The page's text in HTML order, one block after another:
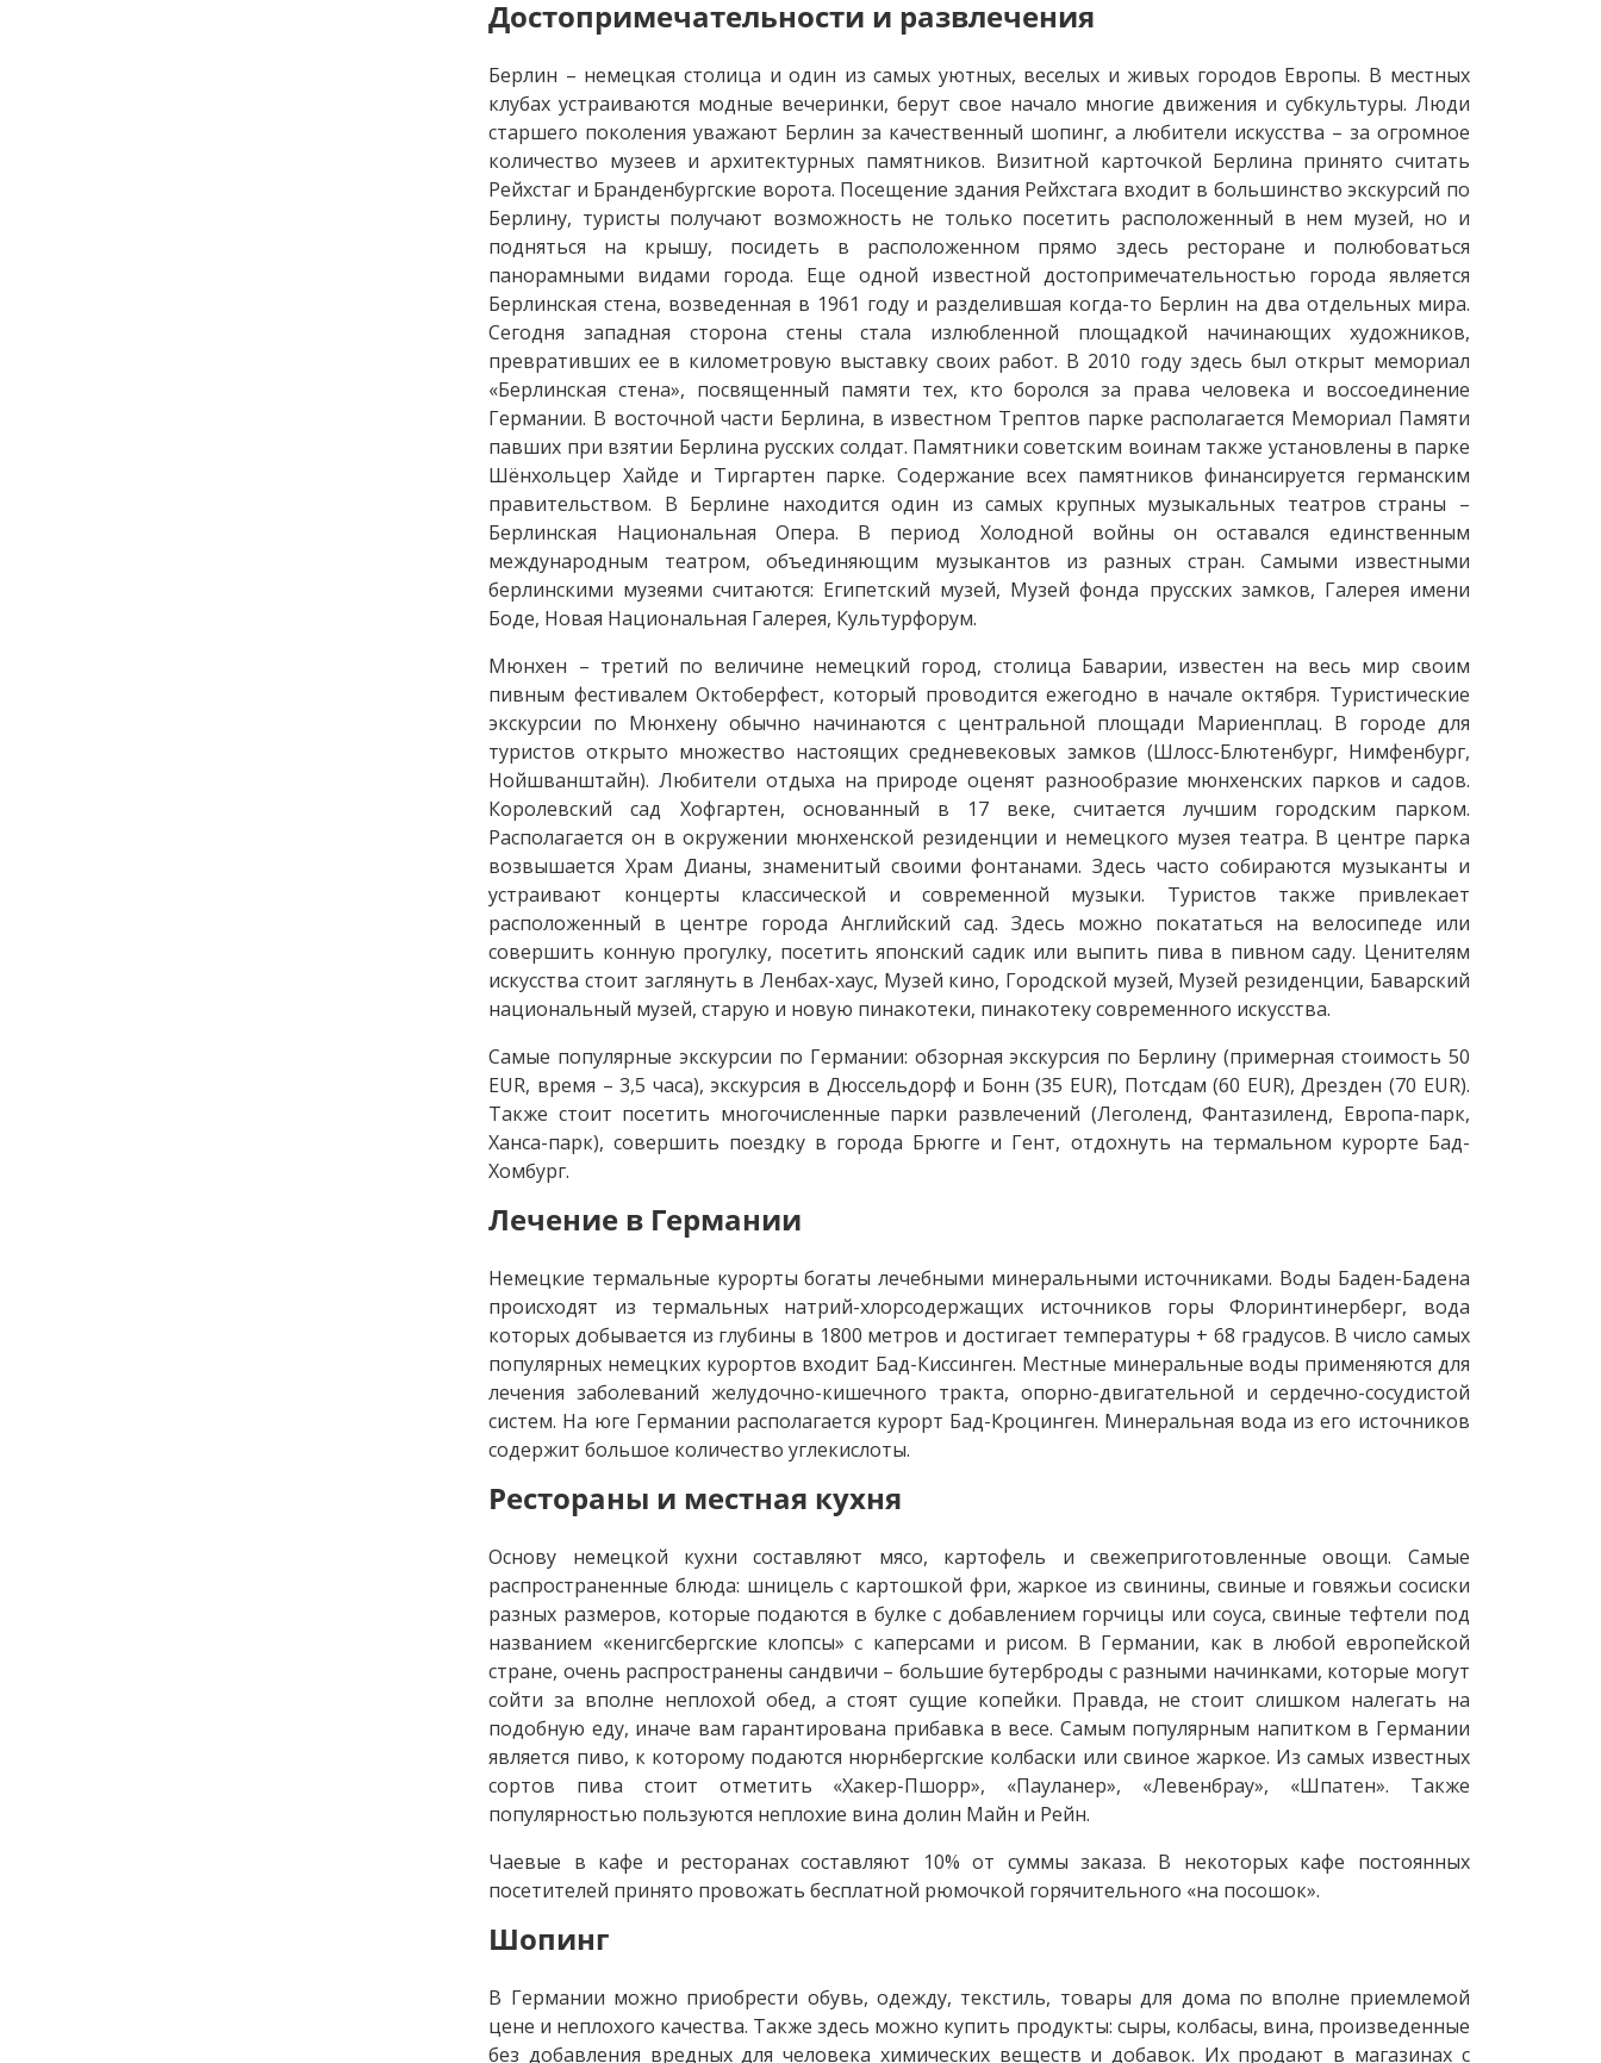
Достопримечательности и развлечения
Берлин – немецкая столица и один из самых уютных, веселых и живых городов Европы. В местных
клубах устраиваются модные вечеринки, берут свое начало многие движения и субкультуры. Люди
старшего поколения уважают Берлин за качественный шопинг, а любители искусства – за огромное
количество музеев и архитектурных памятников. Визитной карточкой Берлина принято считать
Рейхстаг и Бранденбургские ворота. Посещение здания Рейхстага входит в большинство экскурсий по
Берлину, туристы получают возможность не только посетить расположенный в нем музей, но и
подняться на крышу, посидеть в расположенном прямо здесь ресторане и полюбоваться
панорамными видами города. Еще одной известной достопримечательностью города является
Берлинская стена, возведенная в 1961 году и разделившая когда-то Берлин на два отдельных мира.
Сегодня западная сторона стены стала излюбленной площадкой начинающих художников,
превративших ее в километровую выставку своих работ. В 2010 году здесь был открыт мемориал
«Берлинская стена», посвященный памяти тех, кто боролся за права человека и воссоединение
Германии. В восточной части Берлина, в известном Трептов парке располагается Мемориал Памяти
павших при взятии Берлина русских солдат. Памятники советским воинам также установлены в парке
Шёнхольцер Хайде и Тиргартен парке. Содержание всех памятников финансируется германским
правительством. В Берлине находится один из самых крупных музыкальных театров страны –
Берлинская Национальная Опера. В период Холодной войны он оставался единственным
международным театром, объединяющим музыкантов из разных стран. Самыми известными
берлинскими музеями считаются: Египетский музей, Музей фонда прусских замков, Галерея имени
Боде, Новая Национальная Галерея, Культурфорум.
Мюнхен – третий по величине немецкий город, столица Баварии, известен на весь мир своим
пивным фестивалем Октоберфест, который проводится ежегодно в начале октября. Туристические
экскурсии по Мюнхену обычно начинаются с центральной площади Мариенплац. В городе для
туристов открыто множество настоящих средневековых замков (Шлосс-Блютенбург, Нимфенбург,
Нойшванштайн). Любители отдыха на природе оценят разнообразие мюнхенских парков и садов.
Королевский сад Хофгартен, основанный в 17 веке, считается лучшим городским парком.
Располагается он в окружении мюнхенской резиденции и немецкого музея театра. В центре парка
возвышается Храм Дианы, знаменитый своими фонтанами. Здесь часто собираются музыканты и
устраивают концерты классической и современной музыки. Туристов также привлекает
расположенный в центре города Английский сад. Здесь можно покататься на велосипеде или
совершить конную прогулку, посетить японский садик или выпить пива в пивном саду. Ценителям
искусства стоит заглянуть в Ленбах-хаус, Музей кино, Городской музей, Музей резиденции, Баварский
национальный музей, старую и новую пинакотеки, пинакотеку современного искусства.
Самые популярные экскурсии по Германии: обзорная экскурсия по Берлину (примерная стоимость 50
EUR, время – 3,5 часа), экскурсия в Дюссельдорф и Бонн (35 EUR), Потсдам (60 EUR), Дрезден (70 EUR).
Также стоит посетить многочисленные парки развлечений (Леголенд, Фантазиленд, Европа-парк,
Ханса-парк), совершить поездку в города Брюгге и Гент, отдохнуть на термальном курорте Бад-
Хомбург.
Лечение в Германии
Немецкие термальные курорты богаты лечебными минеральными источниками. Воды Баден-Бадена
происходят из термальных натрий-хлорсодержащих источников горы Флоринтинерберг, вода
которых добывается из глубины в 1800 метров и достигает температуры + 68 градусов. В число самых
популярных немецких курортов входит Бад-Киссинген. Местные минеральные воды применяются для
лечения заболеваний желудочно-кишечного тракта, опорно-двигательной и сердечно-сосудистой
систем. На юге Германии располагается курорт Бад-Кроцинген. Минеральная вода из его источников
содержит большое количество углекислоты.
Рестораны и местная кухня
Основу немецкой кухни составляют мясо, картофель и свежеприготовленные овощи. Самые
распространенные блюда: шницель с картошкой фри, жаркое из свинины, свиные и говяжьи сосиски
разных размеров, которые подаются в булке с добавлением горчицы или соуса, свиные тефтели под
названием «кенигсбергские клопсы» с каперсами и рисом. В Германии, как в любой европейской
стране, очень распространены сандвичи – большие бутерброды с разными начинками, которые могут
сойти за вполне неплохой обед, а стоят сущие копейки. Правда, не стоит слишком налегать на
подобную еду, иначе вам гарантирована прибавка в весе. Самым популярным напитком в Германии
является пиво, к которому подаются нюрнбергские колбаски или свиное жаркое. Из самых известных
сортов пива стоит отметить «Хакер-Пшорр», «Пауланер», «Левенбрау», «Шпатен». Также
популярностью пользуются неплохие вина долин Майн и Рейн.
Чаевые в кафе и ресторанах составляют 10% от суммы заказа. В некоторых кафе постоянных
посетителей принято провожать бесплатной рюмочкой горячительного «на посошок».
Шопинг
В Германии можно приобрести обувь, одежду, текстиль, товары для дома по вполне приемлемой
цене и неплохого качества. Также здесь можно купить продукты: сыры, колбасы, вина, произведенные
без добавления вредных для человека химических веществ и добавок. Их продают в магазинах с